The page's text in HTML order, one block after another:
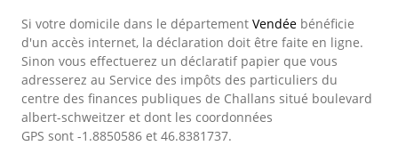
Si votre domicile dans le département Vendée bénéficie
d'un accès internet, la déclaration doit être faite en ligne.
Sinon vous effectuerez un déclaratif papier que vous
adresserez au Service des impôts des particuliers du
centre des finances publiques de Challans situé boulevard
albert-schweitzer et dont les coordonnées
GPS sont -1.8850586 et 46.8381737.